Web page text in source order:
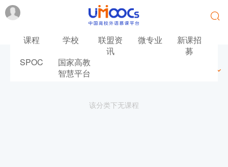
课程 学校
联盟资
讯
微专业
新课招
募
SPOC
国家高教
智慧平台
该分类下无课程